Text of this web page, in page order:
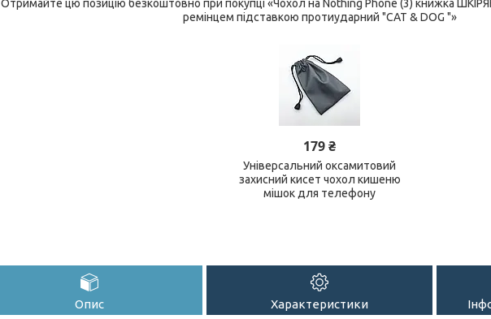
Отримайте цю позицію безкоштовно при покупці «Чохол на Nothing Phone (3) книжка
ремінцем підставкою протиударний "CAT & DOG "»
179 ₴
Універсальний оксамитовий
захисний кисет чохол кишеню
мішок для телефону
Опис Характеристики